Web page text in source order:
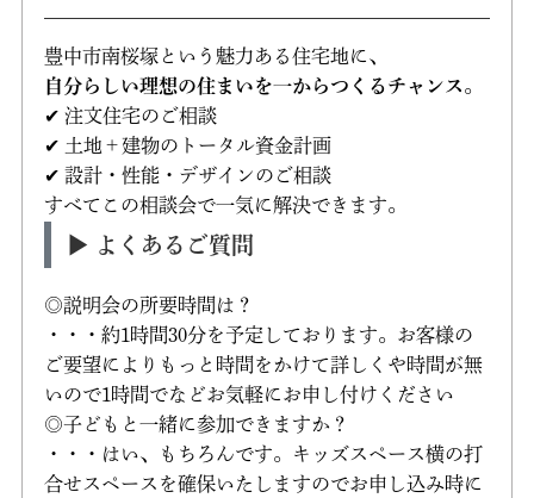
豊中市南桜塚という魅力ある住宅地に、
自分らしい理想の住まいを一からつくるチャンス。
✔ 注文住宅のご相談
✔ 土地＋建物のトータル資金計画
✔ 設計・性能・デザインのご相談
すべてこの相談会で一気に解決できます。
▶ よくあるご質問
◎説明会の所要時間は？
・・・約1時間30分を予定しております。お客様の
ご要望によりもっと時間をかけて詳しくや時間が無
いので1時間でなどお気軽にお申し付けください
◎子どもと一緒に参加できますか？
・・・はい、もちろんです。キッズスペース横の打
合せスペースを確保いたしますのでお申し込み時に